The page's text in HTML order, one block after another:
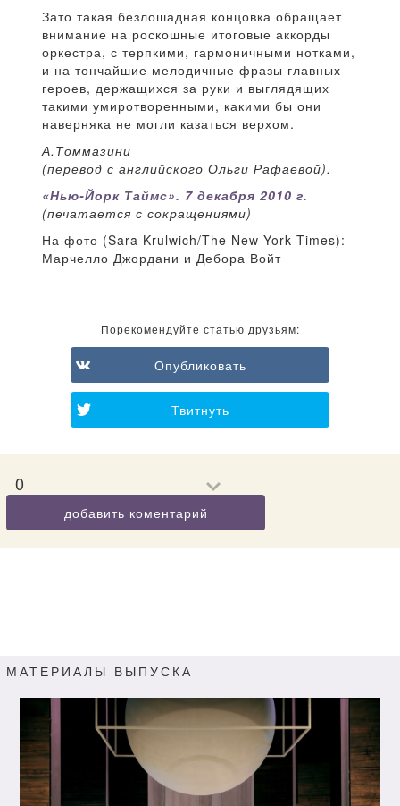
Зато такая безлошадная концовка обращает
внимание на роскошные итоговые аккорды
оркестра, с терпкими, гармоничными нотками,
и на тончайшие мелодичные фразы главных
героев, держащихся за руки и выглядящих
такими умиротворенными, какими бы они
наверняка не могли казаться верхом.
А.Томмазини
(перевод с английского Ольги Рафаевой).
«Нью-Йорк Таймс». 7 декабря 2010 г.
(печатается с сокращениями)
На фото (Sara Krulwich/The New York Times):
Марчелло Джордани и Дебора Войт
Порекомендуйте статью друзьям:
Опубликовать
Твитнуть
0
добавить коментарий
МАТЕРИАЛЫ ВЫПУСКА